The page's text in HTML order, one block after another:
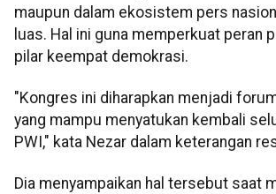
maupun dalam ekosistem pers
luas. Hal ini guna memperkuat peran
pilar keempat demokrasi.
"Kongres ini diharapkan menjadi
yang mampu menyatukan kembali
PWI," kata Nezar dalam keterangan
Dia menyampaikan hal tersebut saat